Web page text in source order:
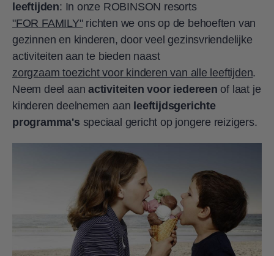
leeftijden: In onze ROBINSON resorts
"FOR FAMILY"richten we ons op de behoeften van
gezinnen en kinderen, door veel gezinsvriendelijke
activiteiten aan te bieden naast
zorgzaam toezicht voor kinderen van alle leeftijden.
Neem deel aanactiviteiten voor iedereen of laat je
kinderen deelnemen aan leeftijdsgerichte
programma's speciaal gericht op jongere reizigers.